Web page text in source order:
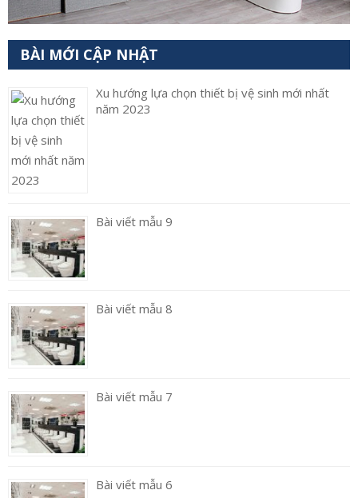
BÀI MỚI CẬP NHẬT
Xu hướng lựa chọn thiết bị vệ sinh mới nhất
năm 2023
Bài viết mẫu 9
Bài viết mẫu 8
Bài viết mẫu 7
Bài viết mẫu 6